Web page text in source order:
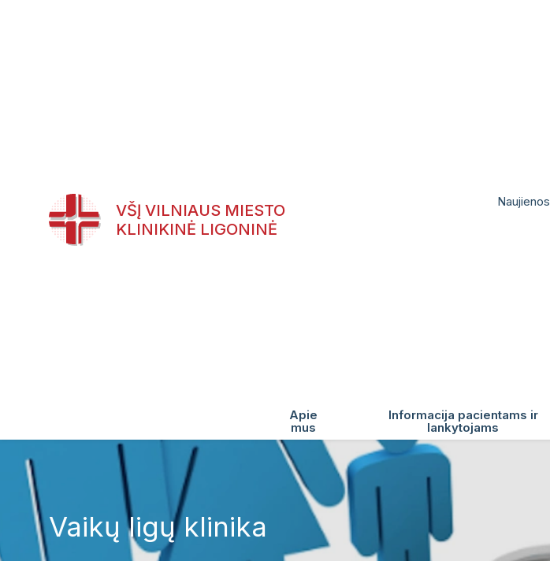
VŠĮ VILNIAUS MIESTO
KLINIKINĖ LIGONINĖ
Naujienos
Apie
mus
Informacija pacientams ir
lankytojams
Vaikų ligų klinika